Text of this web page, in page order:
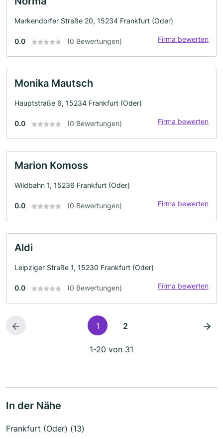
Markendorfer Straße 20, 15234 Frankfurt (Oder)
0.0 (0 Bewertungen) Firma bewerten
Monika Mautsch
Hauptstraße 6, 15234 Frankfurt (Oder)
0.0 (0 Bewertungen) Firma bewerten
Marion Komoss
Wildbahn 1, 15236 Frankfurt (Oder)
0.0 (0 Bewertungen) Firma bewerten
Aldi
Leipziger Straße 1, 15230 Frankfurt (Oder)
0.0 (0 Bewertungen) Firma bewerten
1 2
1-20 von 31
In der Nähe
Frankfurt (Oder) (13)